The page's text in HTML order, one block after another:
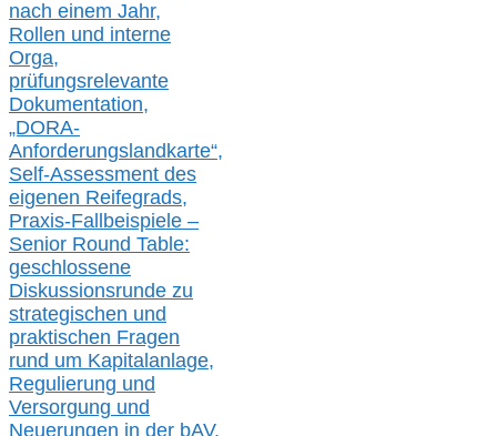
nach einem Jahr,
Rollen und interne
Orga,
prüfungsrelevante
Dokumentation,
„DORA-
Anforderungslandkarte“,
Self-Assessment des
eigenen Reifegrads,
Praxis-Fallbeispiele –
Senior Round Table:
geschlossene
Diskussionsrunde zu
strategischen und
praktischen Fragen
rund um Kapitalanlage,
Regulierung und
Versorgung und
Neuerungen in der bAV,